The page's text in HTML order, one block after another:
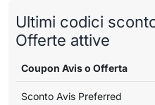
Ultimi codici
Offerte attive
Coupon Avis o Offerta
Sconto Avis Preferred